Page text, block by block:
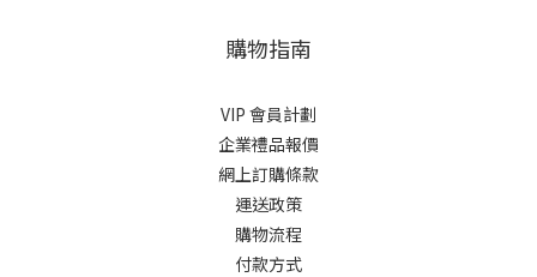
購物指南
VIP 會員計劃
企業禮品報價
網上訂購條款
運送政策
購物流程
付款方式